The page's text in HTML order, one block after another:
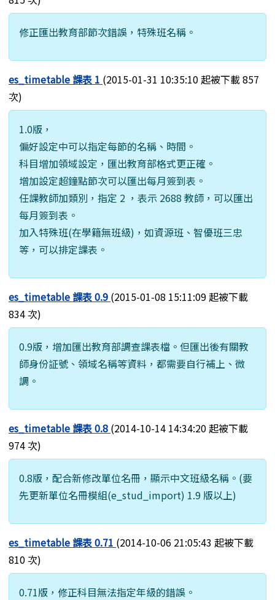
修正匯出教育部節次錯誤，特殊班名稱。
es_timetable 課表 1 (2015-01-31 10:35:10 起被下載 857
次)
1.0版，
偏好設定中可以指定每節的名稱、時間。
科目增加領域設定，匯出教育部格式更正確。
增加設定超鐘點節次可以匯出每月簽到表。
任課教師加類別，指定 2 ，表示 2688 教師，可以匯出
每月簽到表。
加入特殊班(在學籍無班級)，如資源班、智優班三忠
等，可以排定課表。
es_timetable 課表 0.9 (2015-01-08 15:11:09 起被下載
834 次)
0.9版，增加匯出教育部調查課表檔。但匯出後有關教
師身份証號、領域名稱等資料，都需要自行補上、微
調。
es_timetable 課表 0.8 (2014-10-14 14:34:20 起被下載
974 次)
0.8版，配合新修改單位名冊，顯示中文班級名稱。(要
先更新單位名冊模組(e_stud_import) 1.9 版以上)
es_timetable 課表 0.71 (2014-10-06 21:05:43 起被下載
810 次)
0.71版，修正科目無法指定年級的錯誤。